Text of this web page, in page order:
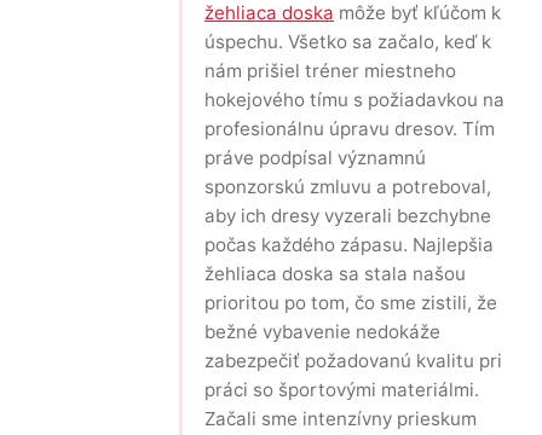
žehliaca doska môže byť kľúčom k
úspechu. Všetko sa začalo, keď k
nám prišiel tréner miestneho
hokejového tímu s požiadavkou na
profesionálnu úpravu dresov. Tím
práve podpísal významnú
sponzorskú zmluvu a potreboval,
aby ich dresy vyzerali bezchybne
počas každého zápasu. Najlepšia
žehliaca doska sa stala našou
prioritou po tom, čo sme zistili, že
bežné vybavenie nedokáže
zabezpečiť požadovanú kvalitu pri
práci so športovými materiálmi.
Začali sme intenzívny prieskum